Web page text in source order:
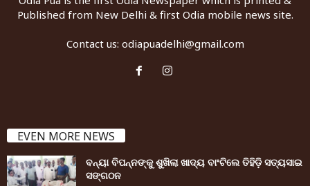
Published from New Delhi & first Odia mobile news site.
Contact us: odiapuadelhi@gmail.com
EVEN MORE NEWS
ବନ୍ୟା ବିପନ୍ନଙ୍କୁ ଶୁଖିଲା ଖାଦ୍ୟ ବାଂଟିଲେ ତିହିଡି଼ ସତ୍ୟସାଇ
ସଙ୍ଗଠନ